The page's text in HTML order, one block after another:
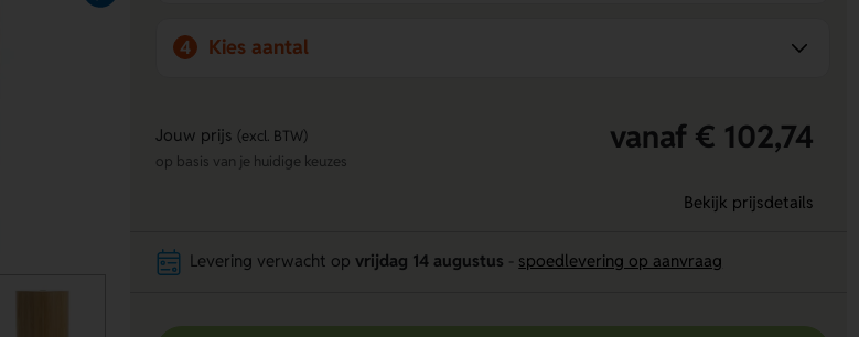
4 Kies aantal
Jouw prijs (excl. BTW) vanaf € 102,74
op basis van je huidige keuzes
Bekijk prijsdetails
Levering verwacht opvrijdag 14 augustus spoedlevering op aanvraag